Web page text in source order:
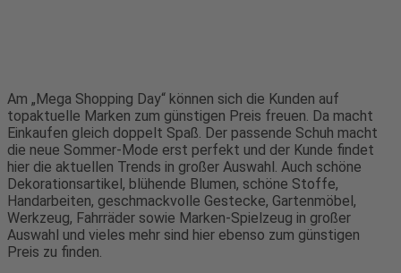
Am „Mega Shopping Day“ können sich die Kunden auf
topaktuelle Marken zum günstigen Preis freuen. Da macht
Einkaufen gleich doppelt Spaß. Der passende Schuh macht
die neue Sommer-Mode erst perfekt und der Kunde findet
hier die aktuellen Trends in großer Auswahl. Auch schöne
Dekorationsartikel, blühende Blumen, schöne Stoffe,
Handarbeiten, geschmackvolle Gestecke, Gartenmöbel,
Werkzeug, Fahrräder sowie Marken-Spielzeug in großer
Auswahl und vieles mehr sind hier ebenso zum günstigen
Preis zu finden.